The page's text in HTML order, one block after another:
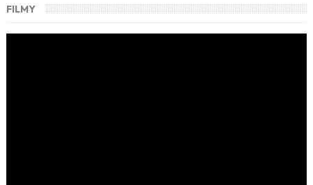
FILMY